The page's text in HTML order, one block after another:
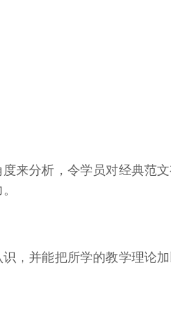
来分析，令学员对经典范
，并能把所学的教学理论